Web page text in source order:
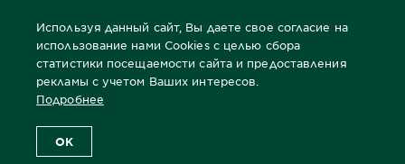
Используя данный сайт, Вы даете свое согласие на
использование нами Cookies с целью сбора
статистики посещаемости сайта и предоставления
рекламы с учетом Ваших интересов.
Подробнее
OK
Главная Блог